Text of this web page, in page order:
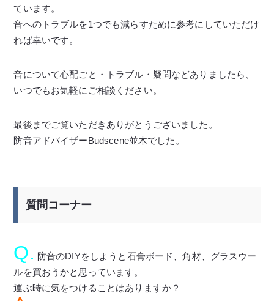
ています。
音へのトラブルを1つでも減らすために参考にしていただけ
れば幸いです。
音について心配ごと・トラブル・疑問などありましたら、
いつでもお気軽にご相談ください。
最後までご覧いただきありがとうございました。
防音アドバイザーBudscene並木でした。
質問コーナー
Q. 防音のDIYをしようと石膏ボード、角材、グラスウー
ルを買おうかと思っています。
運ぶ時に気をつけることはありますか？